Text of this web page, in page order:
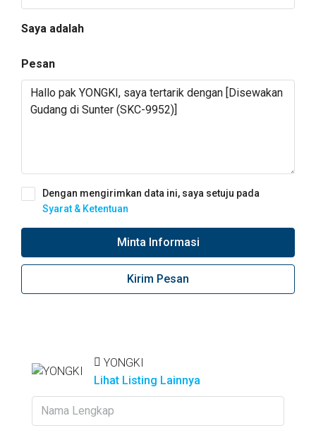
Saya adalah
Pesan
Dengan mengirimkan data ini, saya setuju pada
Syarat & Ketentuan
Minta Informasi
Kirim Pesan
YONGKI
Lihat Listing Lainnya